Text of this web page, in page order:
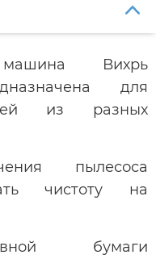
машина Вихрь
для
из разных
пылесоса
чистоту на
бумаги